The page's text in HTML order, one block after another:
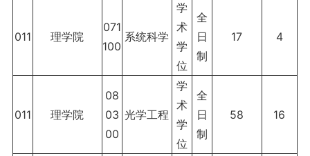
011 理学院
071
100
系统科学
学
术
学
位
全
日
制
17 4
011 理学院
08
03
00
光学工程
学
术
学
位
全
日
制
58 16